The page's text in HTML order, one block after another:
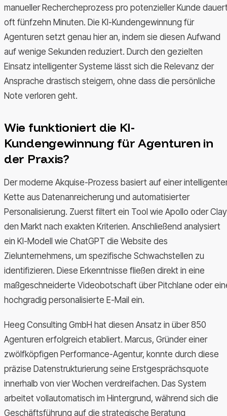
manueller Rechercheprozess pro potenzieller Kunde
oft fünfzehn Minuten. Die KI-Kundengewinnung für
Agenturen setzt genau hier an, indem sie diesen Aufwand
auf wenige Sekunden reduziert. Durch den gezielten
Einsatz intelligenter Systeme lässt sich die Relevanz der
Ansprache drastisch steigern, ohne dass die persönliche
Note verloren geht.
Wie funktioniert die KI-
Kundengewinnung für Agenturen in
der Praxis?
Der moderne Akquise-Prozess basiert auf einer
Kette aus Datenanreicherung und automatisierter
Personalisierung. Zuerst filtert ein Tool wie Apollo oder Clay
den Markt nach exakten Kriterien. Anschließend analysiert
ein KI-Modell wie ChatGPT die Website des
Zielunternehmens, um spezifische Schwachstellen zu
identifizieren. Diese Erkenntnisse fließen direkt in eine
maßgeschneiderte Videobotschaft über Pitchlane oder
hochgradig personalisierte E-Mail ein.
Heeg Consulting GmbH hat diesen Ansatz in über 850
Agenturen erfolgreich etabliert. Marcus, Gründer einer
zwölfköpfigen Performance-Agentur, konnte durch diese
präzise Datenstrukturierung seine Erstgesprächsquote
innerhalb von vier Wochen verdreifachen. Das System
arbeitet vollautomatisch im Hintergrund, während sich die
Geschäftsführung auf die strategische Beratung